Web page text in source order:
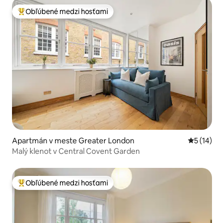
Najobľúbenejšie medzi hosťami
Obľúbené medzi hosťami
Apartmán v meste Greater London
5 (14)
Malý klenot v Central Covent Garden
Najobľúbenejšie medzi hosťami
Obľúbené medzi hosťami